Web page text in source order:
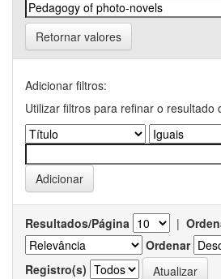
Retornar valores
Adicionar filtros:
Utilizar filtros para refinar o resultado
Resultados/Página |
Ordenar
Registro(s)